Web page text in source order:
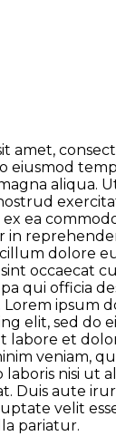
amet,
eiusmod
aliqua.
ex ea
in
dolore
occaecat
qui officia
ipsum
elit, sed do
labore et
veniam,
nisi ut
Duis aute
velit
pariatur.